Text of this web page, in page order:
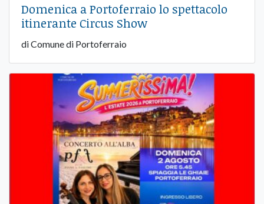
Domenica a Portoferraio lo spettacolo
itinerante Circus Show
di Comune di Portoferraio